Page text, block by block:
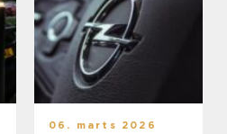
06. marts 2026